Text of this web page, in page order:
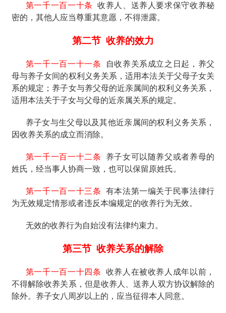
第一千一百一十条
收养人、送养人要求保守收养秘
密的，其他人应当尊重其意愿，不得泄露。
第二节 收养的效力
第一千一百一十一条
自收养关系成立之日起，养父
母与养子女间的权利义务关系，适用本法关于父母子女关
系的规定；养子女与养父母的近亲属间的权利义务关系，
适用本法关于子女与父母的近亲属关系的规定。
养子女与生父母以及其他近亲属间的权利义务关系，
因收养关系的成立而消除。
第一千一百一十二条
养子女可以随养父或者养母的
姓氏，经当事人协商一致，也可以保留原姓氏。
第一千一百一十三条
有本法第一编关于民事法律行
为无效规定情形或者违反本编规定的收养行为无效。
无效的收养行为自始没有法律约束力。
第三节 收养关系的解除
第一千一百一十四条
收养人在被收养人成年以前，
不得解除收养关系，但是收养人、送养人双方协议解除的
除外。养子女八周岁以上的，应当征得本人同意。